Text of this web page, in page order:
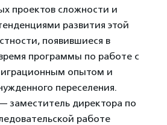
проектов сложности и
развития этой
появившиеся в
программы по работе с
опытом и
переселения.
заместитель директора по
работе